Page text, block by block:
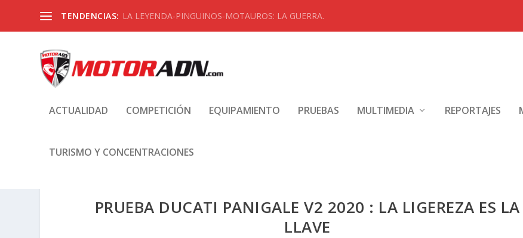
TENDENCIAS: LA LEYENDA-PINGUINOS-MOTAUROS: LA GUERRA.
ACTUALIDAD COMPETICIÓN EQUIPAMIENTO PRUEBAS MULTIMEDIA REPORTAJES
TURISMO Y CONCENTRACIONES
PRUEBA DUCATI PANIGALE V2 2020 : LA LIGEREZA ES LA
LLAVE